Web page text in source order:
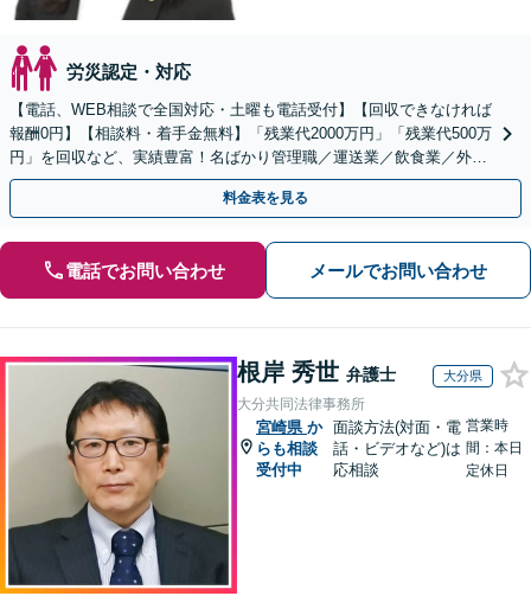
労災認定・対応
【電話、WEB相談で全国対応・土曜も電話受付】【回収できなければ
報酬0円】【相談料・着手金無料】「残業代2000万円」「残業代500万
円」を回収など、実績豊富！名ばかり管理職／運送業／飲食業／外資
系など妥協せずに交渉！他で断られた方も対応。
料金表を見る
電話でお問い合わせ メールでお問い合わせ
根岸 秀世 弁護士 大分県
大分共同法律事務所
宮崎県 か
らも相談
受付中
面談方法(対面・電
話・ビデオなど)は
応相談
営業時
間：本日
定休日